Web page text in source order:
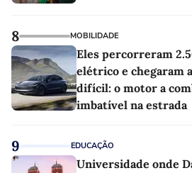
8 MOBILIDADE
Eles percorreram
elétrico e chegaram
difícil: o motor a
imbatível na estrada
9 EDUCAÇÃO
Universidade onde